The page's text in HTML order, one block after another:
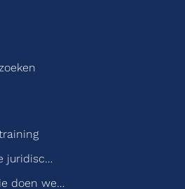
juridisc…
doen we…